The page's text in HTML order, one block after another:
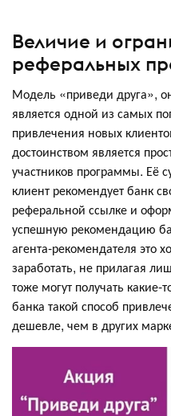
Величие и
реферальных
Модель «приведи друга»,
является одной из самых
привлечения новых
достоинством является
участников программы. Её
клиент рекомендует банк
реферальной ссылке и
успешную рекомендацию
агента-рекомендателя это
заработать, не прилагая
тоже могут получать
банка такой способ
дешевле, чем в других